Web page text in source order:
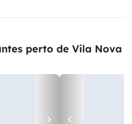
perto de Vila Nova